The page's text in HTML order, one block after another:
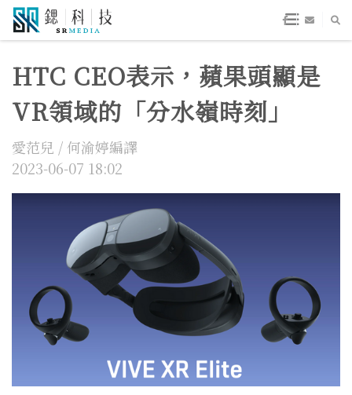
HTC CEO表示，蘋果頭顯是
VR領域的「分水嶺時刻」
愛范兒 / 何渝婷編譯
2023-06-07 18:02